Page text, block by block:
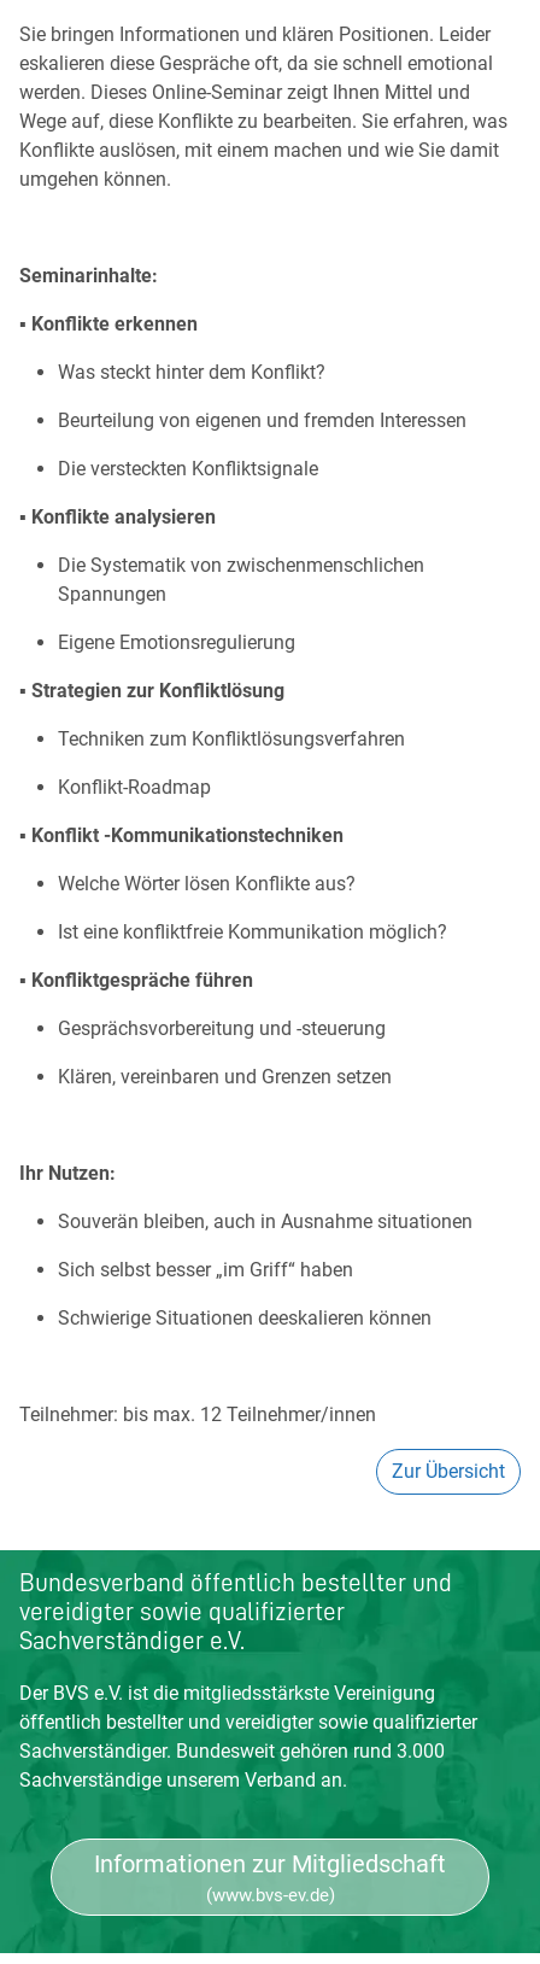
Sie bringen Informationen und klären Positionen. Leider
eskalieren diese Gespräche oft, da sie schnell emotional
werden. Dieses Online-Seminar zeigt Ihnen Mittel und
Wege auf, diese Konflikte zu bearbeiten. Sie erfahren, was
Konflikte auslösen, mit einem machen und wie Sie damit
umgehen können.
Seminarinhalte:
▪ Konflikte erkennen
Was steckt hinter dem Konflikt?
Beurteilung von eigenen und fremden Interessen
Die versteckten Konfliktsignale
▪ Konflikte analysieren
Die Systematik von zwischenmenschlichen
Spannungen
Eigene Emotionsregulierung
▪ Strategien zur Konfliktlösung
Techniken zum Konfliktlösungsverfahren
Konflikt-Roadmap
▪ Konflikt -Kommunikationstechniken
Welche Wörter lösen Konflikte aus?
Ist eine konfliktfreie Kommunikation möglich?
▪ Konfliktgespräche führen
Gesprächsvorbereitung und -steuerung
Klären, vereinbaren und Grenzen setzen
Ihr Nutzen:
Souverän bleiben, auch in Ausnahme situationen
Sich selbst besser „im Griff“ haben
Schwierige Situationen deeskalieren können
Teilnehmer: bis max. 12 Teilnehmer/innen
Zur Übersicht
Bundesverband öffentlich bestellter und
vereidigter sowie qualifizierter
Sachverständiger e.V.
Der BVS e.V. ist die mitgliedsstärkste Vereinigung
öffentlich bestellter und vereidigter sowie qualifizierter
Sachverständiger. Bundesweit gehören rund 3.000
Sachverständige unserem Verband an.
Informationen zur Mitgliedschaft
(www.bvs-ev.de)